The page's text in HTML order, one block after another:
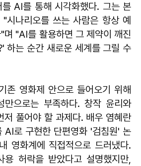
AI를 통해 시각화했다. 그는 본
시나리오를 쓰는 사람은 항상 예
며 "AI를 활용하면 그 제약이 깨진
하는 순간 새로운 세계를 그릴 수
존 영화제 안으로 들어오기 위해
만으로는 부족하다. 창작 윤리와
저 풀어야 할 과제다. 배우 염혜란
AI로 구현한 단편영화 '검침원' 논
영화계에 직접적으로 드러냈다.
용 허락을 받았다고 설명했지만,